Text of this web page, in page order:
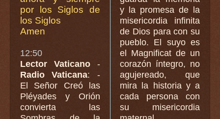
por los Siglos de
los Siglos
Amen
12:50
Lector Vaticano -
Radio Vaticana: -
El Señor Creó las
Pléyades y Orión
convierta las
y la promesa de la
misericordia infinita
de Dios para con su
pueblo. El suyo es
el Magnificat de un
corazón íntegro, no
agujereado, que
mira la historia y a
cada persona con
su misericordia